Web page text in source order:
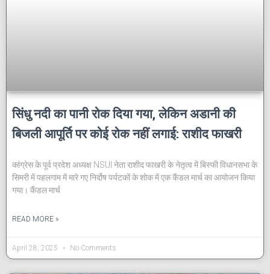
सिंधु नदी का पानी रोक दिया गया, लेकिन अडानी की
बिजली आपूर्ति पर कोई रोक नहीं लगाई: राशीद फाखरी
कांग्रेस के पूर्व प्रदेश अध्यक्ष NSUI नेता राशीद फाखरी के नेतृत्व में बिस्फी विधानसभा के
सिमरी में पहलगाम में मारे गए निर्दोष पर्यटकों के शोक में एक कैंडल मार्च का आयोजन किया
गया। कैंडल मार्च
READ MORE »
April 28, 2025 No Comments